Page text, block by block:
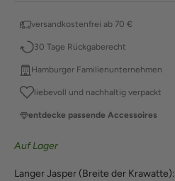
versandkostenfrei ab 70 €
30 Tage Rückgaberecht
Hamburger Familienunternehmen
liebevoll und nachhaltig verpackt
entdecke passende Accessoires
Auf Lager
Langer Jasper (Breite der Krawatte):